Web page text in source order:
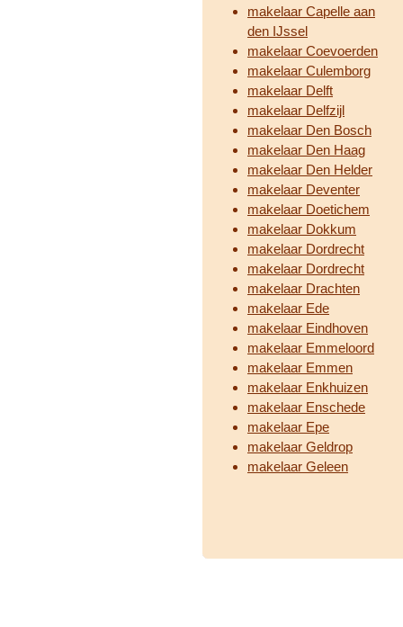
makelaar Capelle aan
den IJssel
makelaar Coevoerden
makelaar Culemborg
makelaar Delft
makelaar Delfzijl
makelaar Den Bosch
makelaar Den Haag
makelaar Den Helder
makelaar Deventer
makelaar Doetichem
makelaar Dokkum
makelaar Dordrecht
makelaar Dordrecht
makelaar Drachten
makelaar Ede
makelaar Eindhoven
makelaar Emmeloord
makelaar Emmen
makelaar Enkhuizen
makelaar Enschede
makelaar Epe
makelaar Geldrop
makelaar Geleen